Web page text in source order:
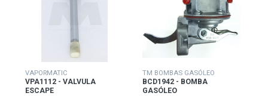
VAPORMATIC
VPA1112 - VALVULA
ESCAPE
TM BOMBAS GASÓLEO
BCD1942 - BOMBA
GASÓLEO